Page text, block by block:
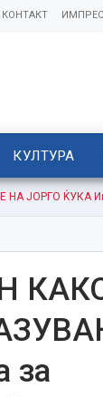
КОНТАКТ
КУЛТУРА
ЌУКА Има
за